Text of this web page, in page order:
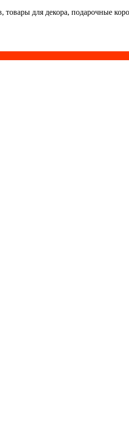
товары для декора, подарочные